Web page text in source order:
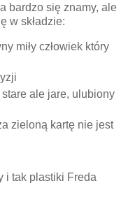
bardzo się znamy, ale
w składzie:
miły człowiek który
ale jare, ulubiony
zieloną kartę nie jest
i tak plastiki Freda